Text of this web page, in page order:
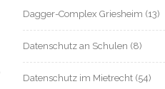
Dagger-Complex Griesheim (13)
Datenschutz an Schulen (8)
Datenschutz im Mietrecht (54)